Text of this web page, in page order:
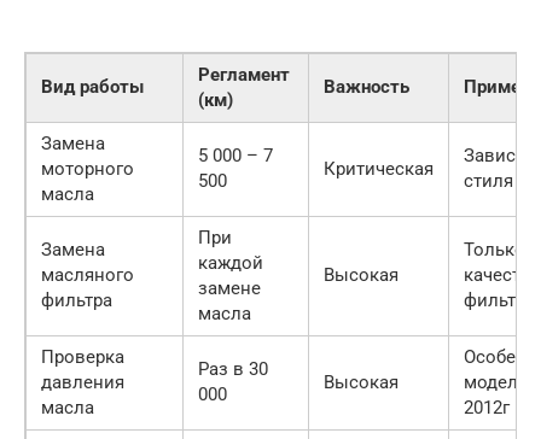
Вид работы
Регламент
(км)
Важность
Замена
моторного
масла
5 000 – 7
500
Критическая
Зависит
стиля
Замена
масляного
фильтра
При
каждой
замене
масла
Высокая
Только
фильтры
Проверка
давления
масла
Раз в 30
000
Высокая
2012г